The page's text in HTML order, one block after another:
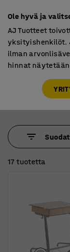
Pulpetit
17 tuotetta
Ole hyvä ja
AJ Tuotteet
yksityishenkilöt.
ilman
hinnat